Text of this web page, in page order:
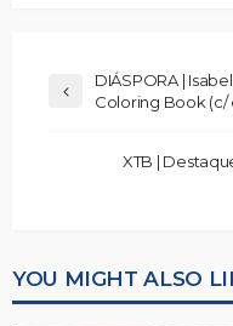
DIÁSPORA |
Coloring Book (c/
XTB |
YOU MIGHT ALSO